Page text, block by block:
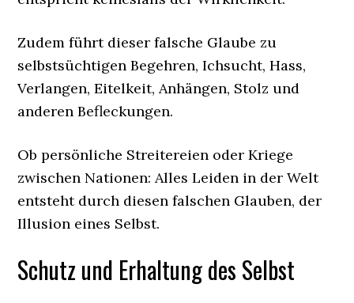
Zudem führt dieser falsche Glaube zu
selbstsüchtigen Begehren, Ichsucht, Hass,
Verlangen, Eitelkeit, Anhängen, Stolz und
anderen Befleckungen.
Ob persönliche Streitereien oder Kriege
zwischen Nationen: Alles Leiden in der Welt
entsteht durch diesen falschen Glauben, der
Illusion eines Selbst.
Schutz und Erhaltung des Selbst